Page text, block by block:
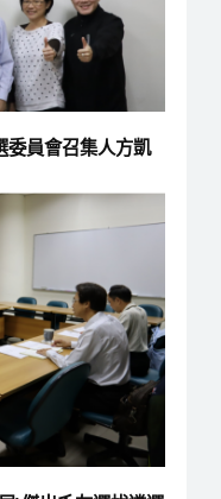
委員會召集人方凱